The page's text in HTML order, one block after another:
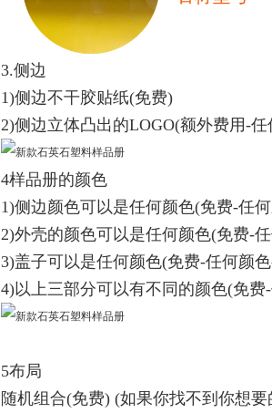
3.侧边
1)侧边不干胶贴纸(免费)
2)侧边立体凸出的LOGO(额外费用-
4样品册的颜色
1)侧边颜色可以是任何颜色(免费-任
2)外壳的颜色可以是任何颜色(免费-
3)盖子可以是任何颜色(免费-任何颜
4)以上三部分可以有不同的颜色(免费
5布局
随机组合(免费) (如果你找不到你想